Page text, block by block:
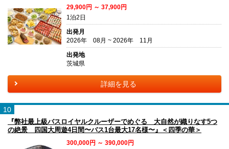
29,900円 ～ 37,900円
1泊2日
出発月
2026年 08月 ~ 2026年 11月
出発地
茨城県
詳細を見る
10
『弊社最上級バスロイヤルクルーザーでめぐる 大自然が織りなす5つ
の絶景 四国大周遊4日間〜バス1台最大17名様〜』＜四季の華＞
300,000円 ～ 390,000円